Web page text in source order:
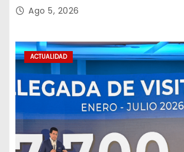
Ago 5, 2026
ACTUALIDAD